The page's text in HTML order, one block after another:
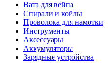
Вата для вейпа
Спирали и койлы
Проволока для намотки
Инструменты
Аксесcуары
Аккумуляторы
Зарядные устройства